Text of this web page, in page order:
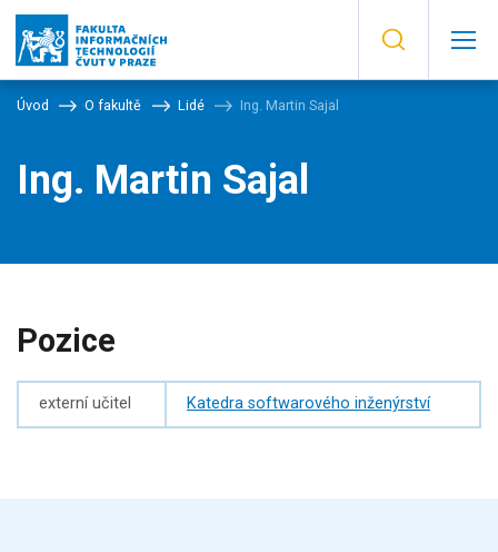
Úvod O fakultě Lidé Ing. Martin Sajal
Ing. Martin Sajal
Pozice
externí učitel Katedra softwarového inženýrství